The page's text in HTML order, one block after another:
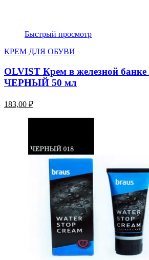
Быстрый просмотр
КРЕМ ДЛЯ ОБУВИ
OLVIST Крем в железной банке
ЧЕРНЫЙ 50 мл
183,00 ₽